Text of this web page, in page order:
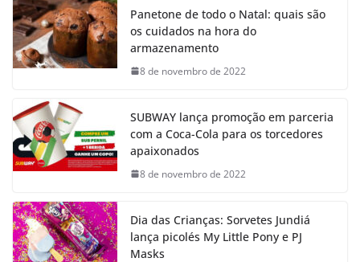
Panetone de todo o Natal: quais são
os cuidados na hora do
armazenamento
8 de novembro de 2022
SUBWAY lança promoção em parceria
com a Coca-Cola para os torcedores
apaixonados
8 de novembro de 2022
Dia das Crianças: Sorvetes Jundiá
lança picolés My Little Pony e PJ
Masks